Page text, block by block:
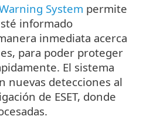
System permite
informado
inmediata acerca
para poder proteger
El sistema
nuevas detecciones al
de ESET, donde